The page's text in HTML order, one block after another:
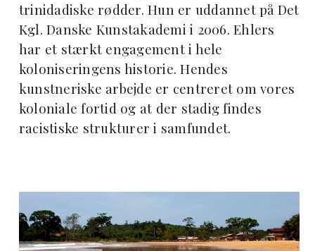
trinidadiske rødder. Hun er uddannet på Det
Kgl. Danske Kunstakademi i 2006. Ehlers
har et stærkt engagement i hele
koloniseringens historie. Hendes
kunstneriske arbejde er centreret om vores
koloniale fortid og at der stadig findes
racistiske strukturer i samfundet.